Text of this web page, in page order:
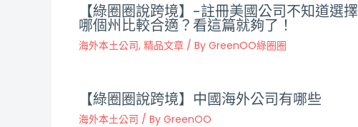
【綠圈圈說跨境】-註冊美國公司不知道選擇
哪個州比較合適？看這篇就夠了！
海外本土公司, 精品文章/ By GreenOO綠圈圈
【綠圈圈說跨境】中國海外公司有哪些
海外本土公司 / By GreenOO